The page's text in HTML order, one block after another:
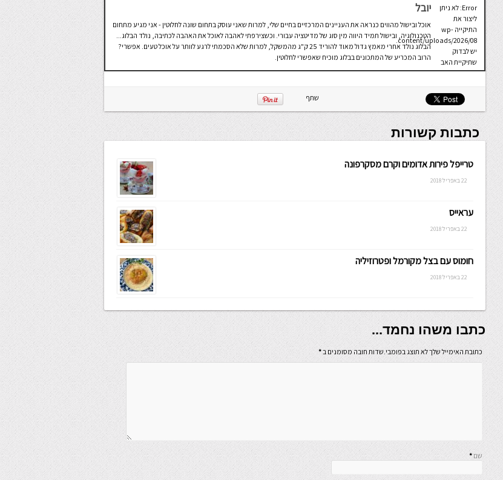
Error: לא ניתן
ליצור את
התיקייה wp-
content/uploads/2026/08.
יש לבדוק
שתיקיית האב
שלה ניתנת
יובל
אוכל ובישול מהווים כנראה את העניינים המרכזיים בחיים שלי, למרות שאני עוסק בתחום שונה לחלוטין - אני מגיע מתחום
הטכנולוגיה, ובישול תמיד היווה מין סוג של מדיטציה עבורי. וכשצירפתי לאהבה לאוכל את האהבה לכתיבה, נולד הבלוג...
הבלוג נולד אחרי מאמץ גדול מאוד להוריד 25 ק"ג מהמשקל, למרות שלא הסכמתי לרגע לוותר על אוכל טעים. אפשרי?
הרוב המכריע של המתכונים בבלוג מוכיח שאפשרי לחלוטין.
שתף
כתבות קשורות
טרייפל פירות אדומים וקרם מסקרפונה
22 באפריל 2018
עראייס
22 באפריל 2018
חומוס עם בצל מקורמל ופטרוזיליה
22 באפריל 2018
כתבו משהו נחמד...
כתובת האימייל שלך לא תוצג בפומבי.שדות חובה מסומנים ב*
שם *